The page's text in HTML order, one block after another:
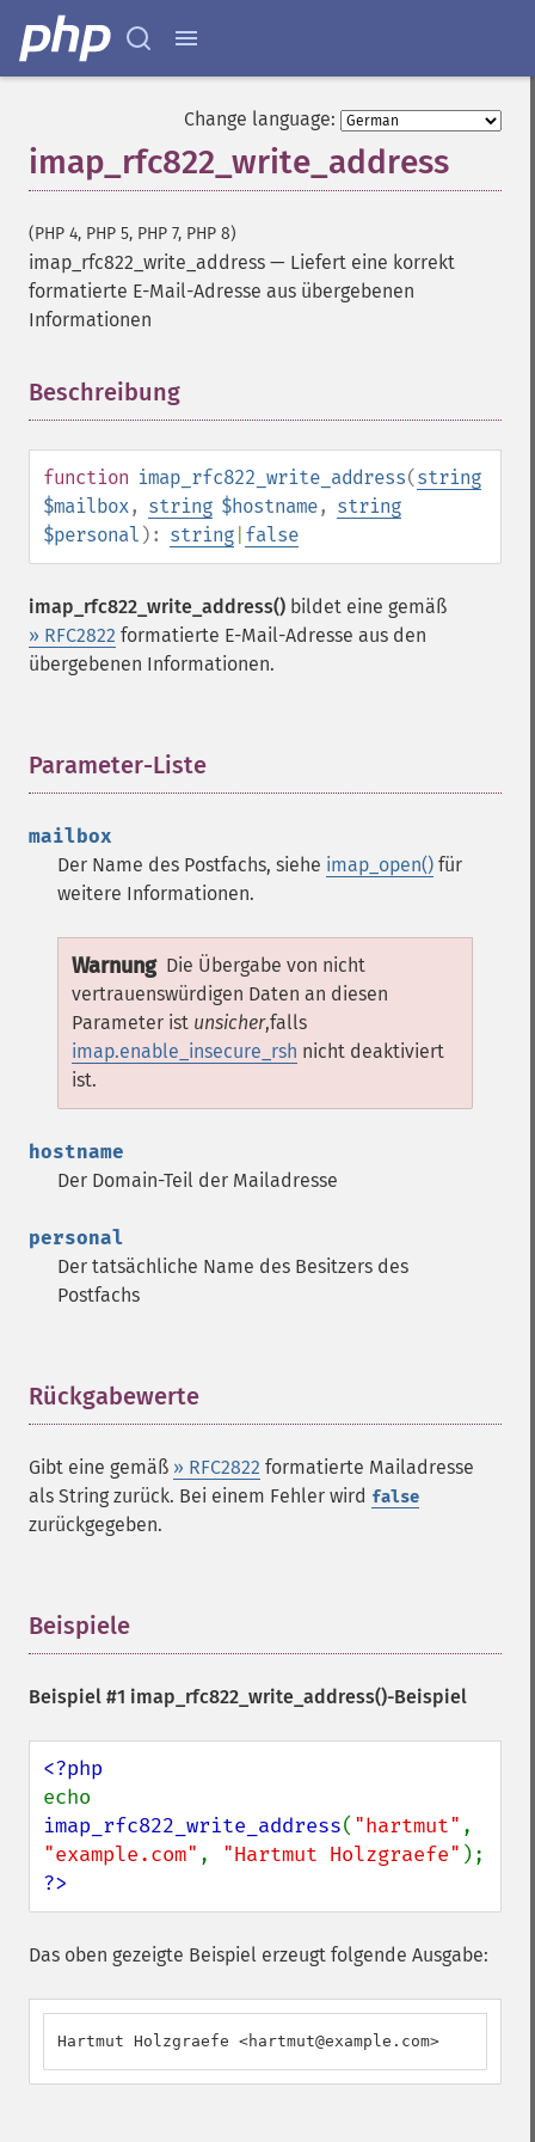
Change language:
imap_rfc822_write_address
(PHP 4, PHP 5, PHP 7, PHP 8)
imap_rfc822_write_address — Liefert eine korrekt
formatierte E-Mail-Adresse aus übergebenen
Informationen
Beschreibung
function imap_rfc822_write_address(string
$mailbox, string $hostname, string
$personal ): string false
imap_rfc822_write_address() bildet eine gemäß
» RFC2822 formatierte E-Mail-Adresse aus den
übergebenen Informationen.
Parameter-Liste
mailbox
Der Name des Postfachs, siehe imap_open() für
weitere Informationen.
Warnung Die Übergabe von nicht
vertrauenswürdigen Daten an diesen
Parameter ist unsicher,falls
imap.enable_insecure_rsh nicht deaktiviert
ist.
hostname
Der Domain-Teil der Mailadresse
personal
Der tatsächliche Name des Besitzers des
Postfachs
Rückgabewerte
Gibt eine gemäß » RFC2822 formatierte Mailadresse
als String zurück. Bei einem Fehler wird false
zurückgegeben.
Beispiele
Beispiel #1 imap_rfc822_write_address()-Beispiel
imap_rfc822_write_address( "hartmut"
"example.com" , "Hartmut Holzgraefe"
?>
Das oben gezeigte Beispiel erzeugt folgende Ausgabe:
Hartmut Holzgraefe <hartmut@example.com>